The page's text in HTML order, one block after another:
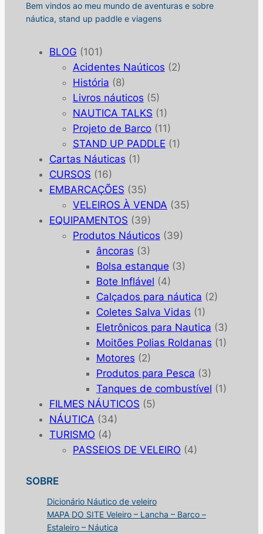
Bem vindos ao meu mundo de aventuras e sobre
náutica, stand up paddle e viagens
BLOG (101)
Acidentes Naúticos (2)
História (8)
Livros náuticos (5)
NAUTICA TALKS (1)
Projeto de Barco(11)
STAND UP PADDLE (1)
Cartas Náuticas (1)
CURSOS (16)
EMBARCAÇÕES (35)
VELEIROS À VENDA (35)
EQUIPAMENTOS (39)
Produtos Náuticos (39)
âncoras (3)
Bolsa estanque (3)
Bote Inflável (4)
Calçados para náutica (2)
Coletes Salva Vidas (1)
Eletrônicos para Nautica (3)
Moitões Polias Roldanas (1)
Motores (2)
Produtos para Pesca (3)
Tanques de combustível (1)
FILMES NÁUTICOS (5)
NÁUTICA (34)
TURISMO (4)
PASSEIOS DE VELEIRO (4)
SOBRE
Dicionário Náutico de veleiro
MAPA DO SITE Veleiro – Lancha – Barco –
Estaleiro – Náutica